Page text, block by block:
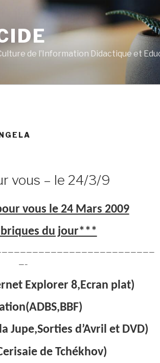
de l’Information Didactique et
vous – le 24/3/9
vous le 24 Mars 2009
du jour***
—–
Explorer 8,Ecran plat)
Jupe,Sorties d’Avril et DVD)
de Tchékhov)